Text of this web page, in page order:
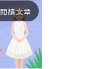
閱讀文章